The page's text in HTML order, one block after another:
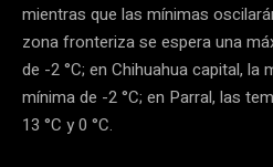
mientras que las mínimas
zona fronteriza se espera una
de -2 °C; en Chihuahua capital, la
mínima de -2 °C; en Parral, las
13 °C y 0 °C.